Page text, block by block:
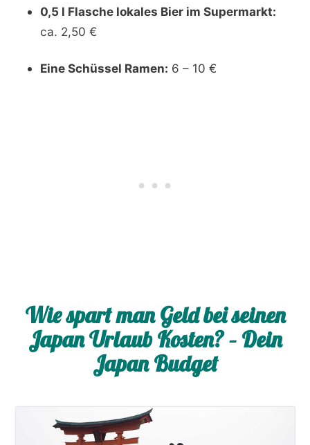
0,5 l Flasche lokales Bier im Supermarkt:
ca. 2,50 €
Eine Schüssel Ramen: 6 – 10 €
Wie spart man Geld bei seinen
Japan Urlaub Kosten? – Dein
Japan Budget